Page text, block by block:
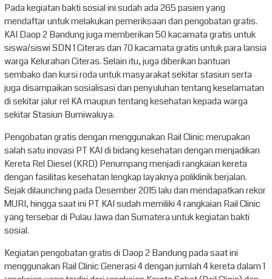
Pada kegiatan bakti sosial ini sudah ada 265 pasien yang
mendaftar untuk melakukan pemeriksaan dan pengobatan gratis.
KAI Daop 2 Bandung juga memberikan 50 kacamata gratis untuk
siswa/siswi SDN 1 Citeras dan 70 kacamata gratis untuk para lansia
warga Kelurahan Citeras. Selain itu, juga diberikan bantuan
sembako dan kursi roda untuk masyarakat sekitar stasiun serta
juga disampaikan sosialisasi dan penyuluhan tentang keselamatan
di sekitar jalur rel KA maupun tentang kesehatan kepada warga
sekitar Stasiun Bumiwaluya.
Pengobatan gratis dengan menggunakan Rail Clinic merupakan
salah satu inovasi PT KAI di bidang kesehatan dengan menjadikan
Kereta Rel Diesel (KRD) Penumpang menjadi rangkaian kereta
dengan fasilitas kesehatan lengkap layaknya poliklinik berjalan.
Sejak dilaunching pada Desember 2015 lalu dan mendapatkan rekor
MURI, hingga saat ini PT KAI sudah memiliki 4 rangkaian Rail Clinic
yang tersebar di Pulau Jawa dan Sumatera untuk kegiatan bakti
sosial.
Kegiatan pengobatan gratis di Daop 2 Bandung pada saat ini
menggunakan Rail Clinic Generasi 4 dengan jumlah 4 kereta dalam 1